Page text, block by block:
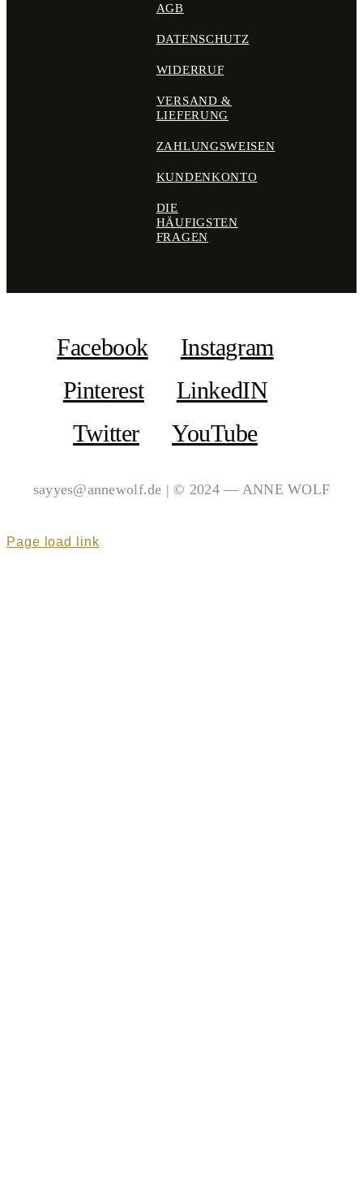
AGB
DATENSCHUTZ
WIDERRUF
VERSAND &
LIEFERUNG
ZAHLUNGSWEISEN
KUNDENKONTO
DIE
HÄUFIGSTEN
FRAGEN
Facebook
Instagram
Pinterest
LinkedIN
Twitter
YouTube
sayyes@annewolf.de | © 2024 — ANNE WOLF
Page load link